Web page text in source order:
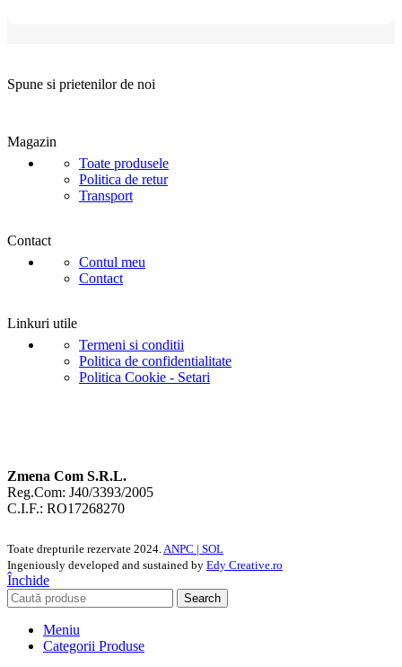
Spune si prietenilor de noi
Magazin
Toate produsele
Politica de retur
Transport
Contact
Contul meu
Contact
Linkuri utile
Termeni si conditii
Politica de confidentialitate
Politica Cookie - Setari
Zmena Com S.R.L.
Reg.Com: J40/3393/2005
C.I.F.: RO17268270
Toate drepturile rezervate 2024. ANPC | SOL
Ingeniously developed and sustained by Edy Creative.ro
Închide
Search
Meniu
Categorii Produse